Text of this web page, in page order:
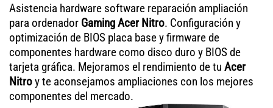
Asistencia hardware software reparación ampliación
para ordenador Gaming Acer Nitro. Configuración y
optimización de BIOS placa base y firmware de
componentes hardware como disco duro y BIOS de
tarjeta gráfica. Mejoramos el rendimiento de tu Acer
Nitroy te aconsejamos ampliaciones con los mejores
componentes del mercado.